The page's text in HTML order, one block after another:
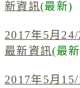
新資訊(最新)
2017年5月
最新資訊(最
2017年5月